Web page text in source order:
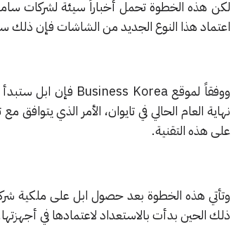
لكن هذه الخطوة تحمل أخباراً سيئة لشركات
اعتماد هذا النوع الجديد من الشاشات فإن ذلك سيتسبب بخسارة تقدر ب
على هذه التقنية.
ذلك الحين بدأت بالاستعداد لاعتمادها في